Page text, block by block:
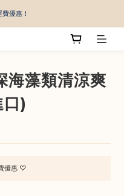
優惠！
藻類清涼爽
)
優惠 ♡